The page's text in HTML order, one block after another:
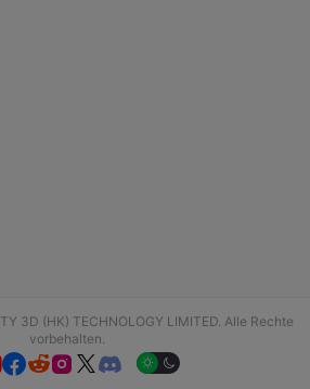
3D (HK) TECHNOLOGY LIMITED. Alle Rechte
vorbehalten.
  